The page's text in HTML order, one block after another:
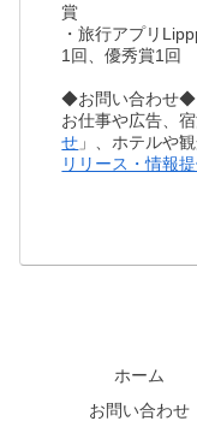
賞
・旅行アプリ
1回、優秀賞1回
◆お問い合わせ◆
お仕事や広告、
せ 」、ホテルや
リリース・情報
ホーム
お問い合わせ